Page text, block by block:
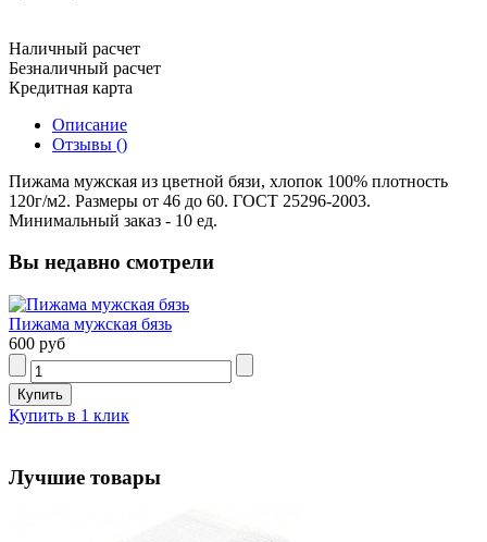
Наличный расчет
Безналичный расчет
Кредитная карта
Описание
Отзывы ()
Пижама мужская из цветной бязи, хлопок 100% плотность
120г/м2. Размеры от 46 до 60. ГОСТ 25296-2003.
Минимальный заказ - 10 ед.
Вы недавно смотрели
Пижама мужская бязь
600 руб
Купить в 1 клик
Лучшие товары